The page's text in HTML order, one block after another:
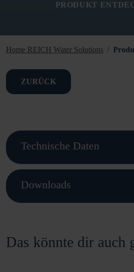
PRODUKT
Home REICH Water Solutions
ZURÜCK
Technische Daten
Downloads
Das könnte dir auch